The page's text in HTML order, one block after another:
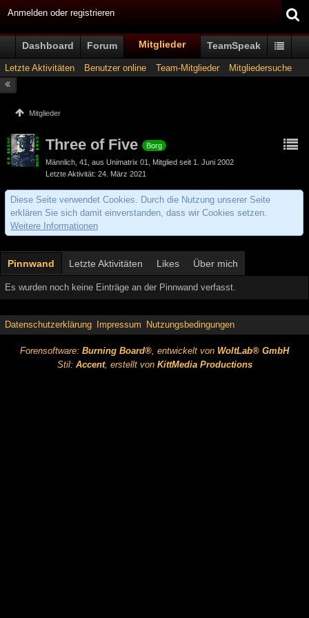
Anmelden oder registrieren
Dashboard Forum Mitglieder TeamSpeak
Letzte Aktivitäten Benutzer online Team-Mitglieder Mitgliedersuche
Mitglieder
Three of Five
Borg
Männlich 41 aus Unimatrix 01
Mitglied seit 1. Juni 2002
Letzte Aktivität 24. März 2021
Diese Seite verwendet Cookies. Durch die Nutzung unserer Seite
erklären Sie sich damit einverstanden, dass wir Cookies setzen.
Weitere Informationen
Pinnwand Letzte Aktivitäten Likes Über mich
Es wurden noch keine Einträge an der Pinnwand verfasst.
Datenschutzerklärung Impressum Nutzungsbedingungen
Forensoftware: Burning Board®, entwickelt von WoltLab® GmbH
Stil: Accent, erstellt von KittMedia Productions